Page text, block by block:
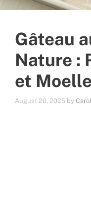
Gâteau
Nature :
et
August 20, 2025 by